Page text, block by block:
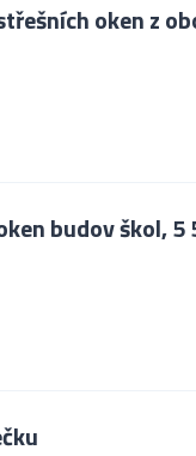
oken z
budov škol, 5